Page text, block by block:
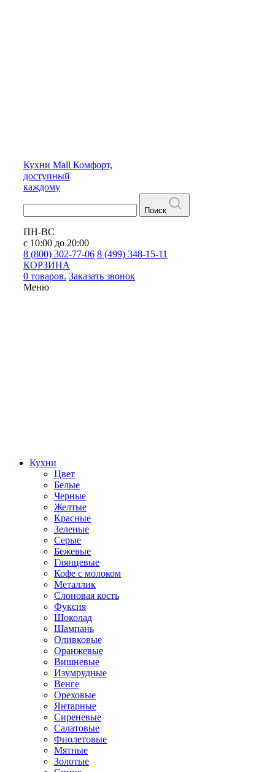
Кухни Mall Комфорт,
доступный
каждому
Поиск
ПН-ВС
с 10:00 до 20:00
8 (800) 302-77-06 8 (499) 348-15-11
КОРЗИНА
0 товаров. Заказать звонок
Меню
Кухни
Цвет
Белые
Черные
Желтые
Красные
Зеленые
Серые
Бежевые
Глянцевые
Кофе с молоком
Металлик
Слоновая кость
Фуксия
Шоколад
Шампань
Оливковые
Оранжевые
Вишневые
Изумрудные
Венге
Ореховые
Янтарные
Сиреневые
Салатовые
Фиолетовые
Мятные
Золотые